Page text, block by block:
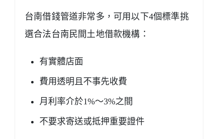
台南借錢管道非常多，可用以下4個標準挑
選合法台南民間土地借款機構：
有實體店面
費用透明且不事先收費
月利率介於1%～3%之間
不要求寄送或抵押重要證件